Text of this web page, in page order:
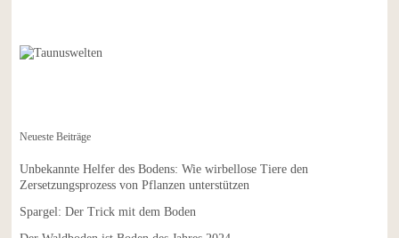
Neueste Beiträge
Unbekannte Helfer des Bodens: Wie wirbellose Tiere den
Zersetzungsprozess von Pflanzen unterstützen
Spargel: Der Trick mit dem Boden